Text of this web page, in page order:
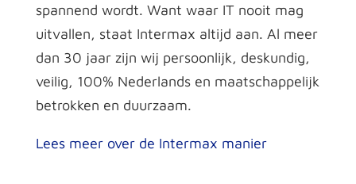
spannend wordt. Want waar IT nooit mag
uitvallen, staat Intermax altijd aan. Al meer
dan 30 jaar zijn wij persoonlijk, deskundig,
veilig, 100% Nederlands en maatschappelijk
betrokken en duurzaam.
Lees meer over de Intermax manier